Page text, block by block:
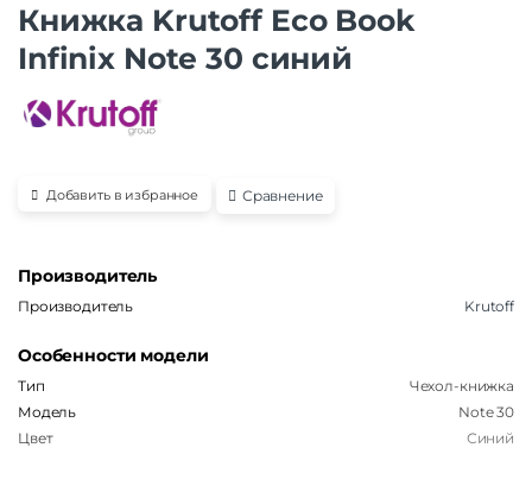
Книжка Krutoff Eco Book
Infinix Note 30 синий
Добавить в избранное Сравнение
Производитель
Производитель Krutoff
Особенности модели
Тип
Чехол-книжка
Модель
Note 30
Цвет
Синий